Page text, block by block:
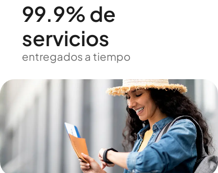
99.9% de
servicios
entregados a tiempo